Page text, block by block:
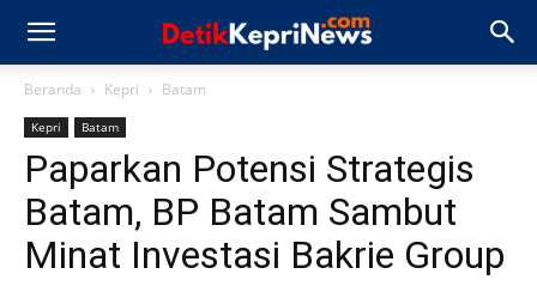
Beranda Kepri Batam
Kepri Batam
Paparkan Potensi Strategis
Batam, BP Batam Sambut
Minat Investasi Bakrie Group